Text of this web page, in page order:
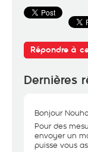
Répondre à
Dernières
Bonjour
Pour des
envoyer un
puisse vous